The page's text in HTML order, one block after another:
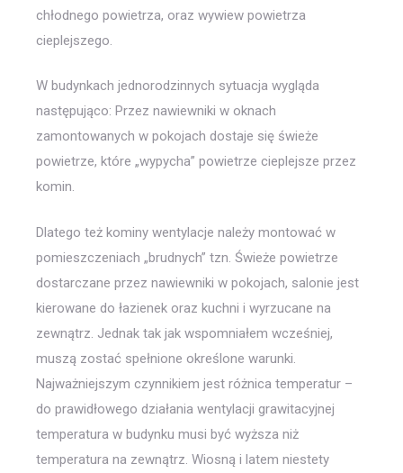
chłodnego powietrza, oraz wywiew powietrza
cieplejszego.
W budynkach jednorodzinnych sytuacja wygląda
następująco: Przez nawiewniki w oknach
zamontowanych w pokojach dostaje się świeże
powietrze, które „wypycha” powietrze cieplejsze przez
komin.
Dlatego też kominy wentylacje należy montować w
pomieszczeniach „brudnych” tzn. Świeże powietrze
dostarczane przez nawiewniki w pokojach, salonie jest
kierowane do łazienek oraz kuchni i wyrzucane na
zewnątrz. Jednak tak jak wspomniałem wcześniej,
muszą zostać spełnione określone warunki.
Najważniejszym czynnikiem jest różnica temperatur –
do prawidłowego działania wentylacji grawitacyjnej
temperatura w budynku musi być wyższa niż
temperatura na zewnątrz. Wiosną i latem niestety